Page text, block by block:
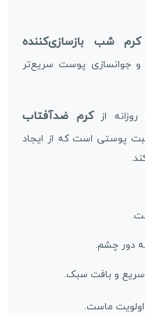
کرم شب بازسازی‌کننده
و جوانسازی پوست سریع‌تر
روزانه ازکرم ضدآفتاب
پوستی است که از ایجاد
دور چشم.
و بافت سبک.
ماست.